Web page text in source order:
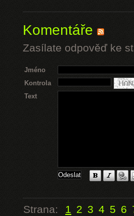
Komentáře
Zasílate odpověď ke
Jméno
Kontrola
Text
Strana: 1 2 3 4 5 6